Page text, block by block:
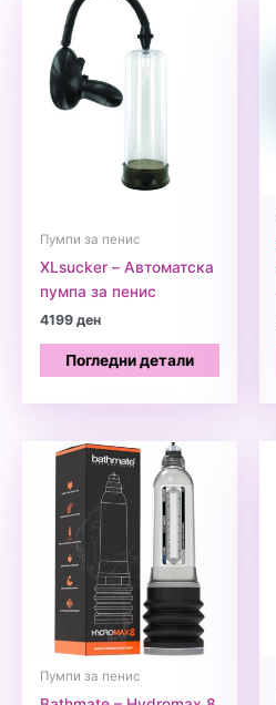
Пумпи за пенис
XLsucker – Автоматска
пумпа за пенис
4199ден
Погледни детали
Пумпи за пенис